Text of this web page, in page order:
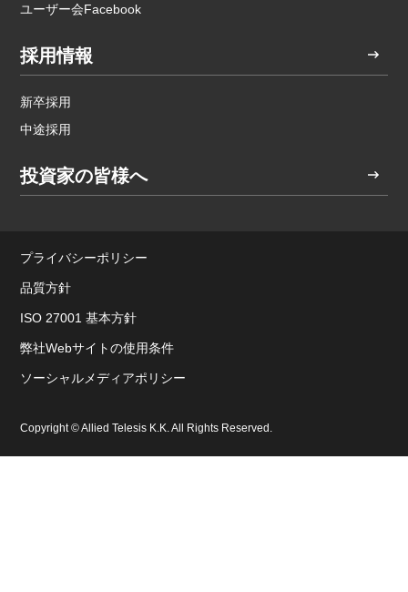
ユーザー会Facebook
採用情報
新卒採用
中途採用
投資家の皆様へ
プライバシーポリシー
品質方針
ISO 27001 基本方針
弊社Webサイトの使用条件
ソーシャルメディアポリシー
Copyright © Allied Telesis K.K. All Rights Reserved.